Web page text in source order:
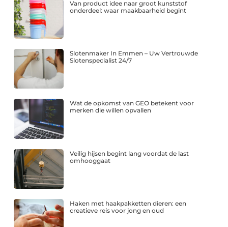
Van product idee naar groot kunststof
onderdeel: waar maakbaarheid begint
Slotenmaker In Emmen – Uw Vertrouwde
Slotenspecialist 24/7
Wat de opkomst van GEO betekent voor
merken die willen opvallen
Veilig hijsen begint lang voordat de last
omhooggaat
Haken met haakpakketten dieren: een
creatieve reis voor jong en oud